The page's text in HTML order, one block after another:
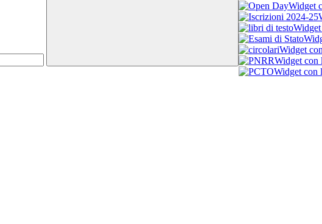
Widget
Widget
Widget con
Widget con